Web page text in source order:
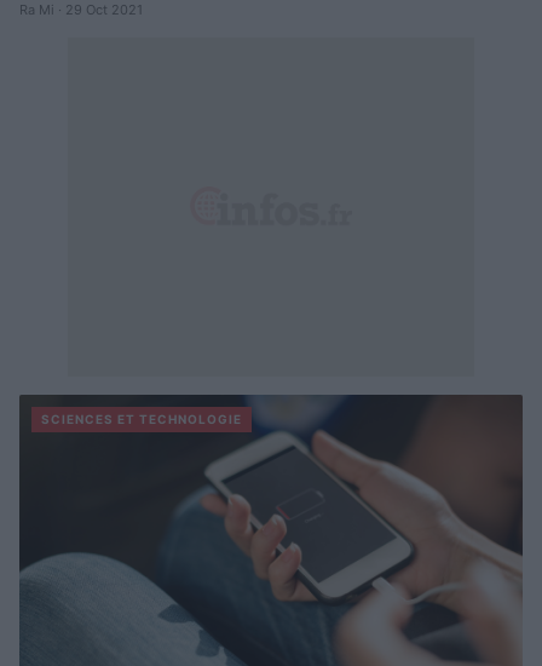
Ra Mi · 29 Oct 2021
SCIENCES ET TECHNOLOGIE